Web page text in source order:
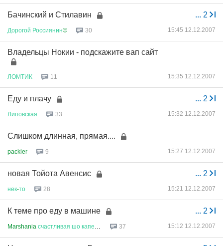
... 2
Бачинский и Стилавин
Дорогой Россиянин© 30 15:45 12.12.2007
Владельцы Нокии - подскажите вап сайт
ЛОМТИК 11 15:35 12.12.2007
... 2
Еду и плачу
Липовская 33 15:32 12.12.2007
Слишком длинная, прямая....
packler 9 15:27 12.12.2007
... 2
новая Тойота Авенсис
нек-то 28 15:21 12.12.2007
... 2
К теме про еду в машине
Marshania счастливая шо капец 37 15:12 12.12.2007